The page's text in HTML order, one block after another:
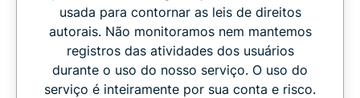
usada para contornar as leis de direitos
autorais. Não monitoramos nem mantemos
registros das atividades dos usuários
durante o uso do nosso serviço. O uso do
serviço é inteiramente por sua conta e risco.